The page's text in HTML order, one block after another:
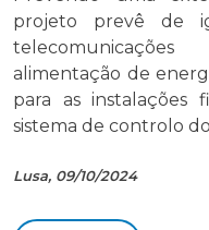
projeto prevê de
alimentação de
para as instalações
sistema de controlo
Lusa, 09/10/2024